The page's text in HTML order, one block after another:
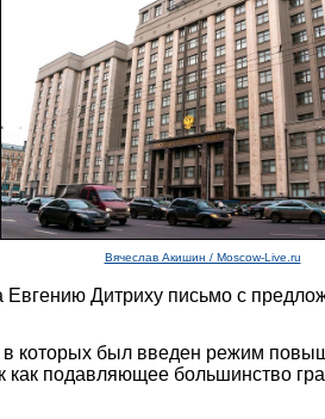
Вячеслав Акишин / Moscow-Live.ru
Дитриху письмо с
которых был введен режим
как подавляющее большинство